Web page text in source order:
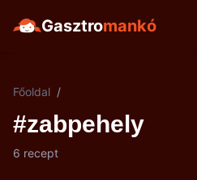
Gasztromankó
Főoldal /
#zabpehely
6 recept